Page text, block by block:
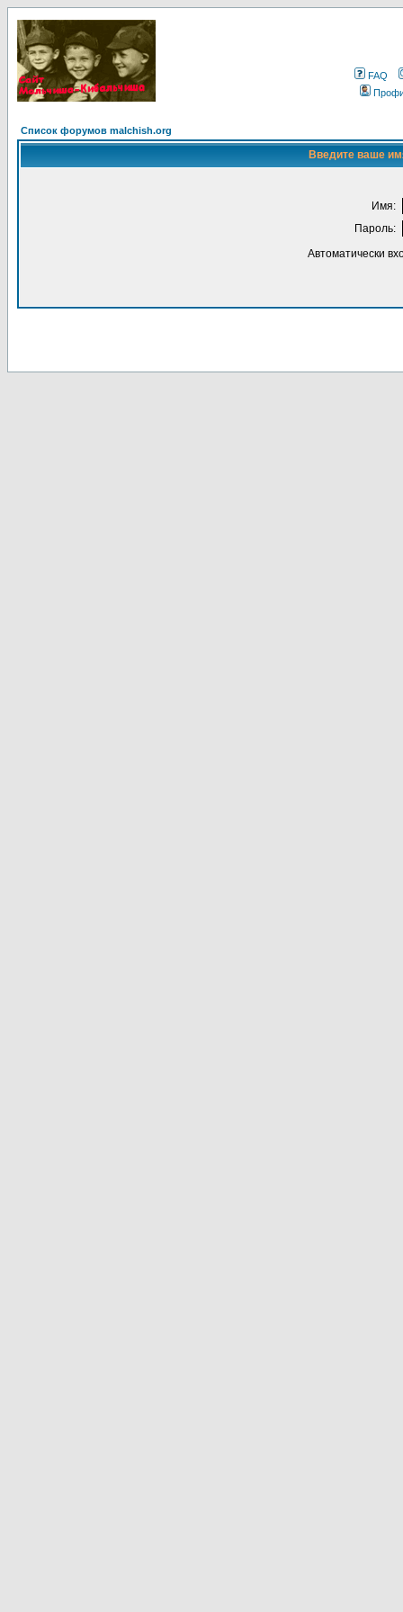
FAQ
Список форумов malchish.org
Введите ваше
Имя:
Пароль:
Автоматически